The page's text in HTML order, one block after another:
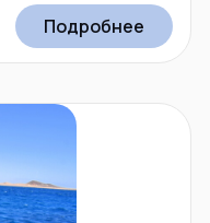
Подробнее